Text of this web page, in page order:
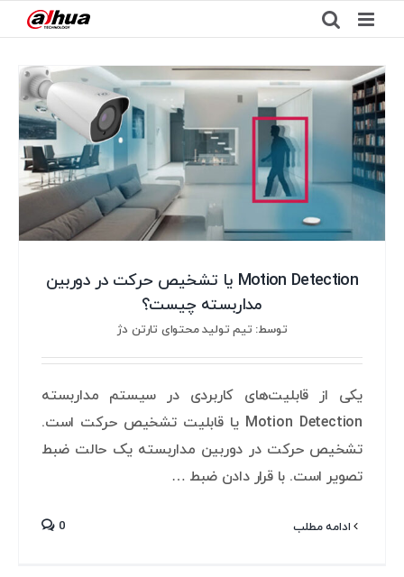
to
content
Motion Detection یا تشخیص حرکت در دوربین
مداربسته چیست؟
توسط: تیم تولید محتوای تارتن دژ
یکی از قابلیت‌های کاربردی در سیستم مداربسته
Motion Detection یا قابلیت تشخیص حرکت است.
تشخیص حرکت در دوربین مداربسته یک حالت ضبط
تصویر است. با قرار دادن ضبط …
ادامه مطلب 0